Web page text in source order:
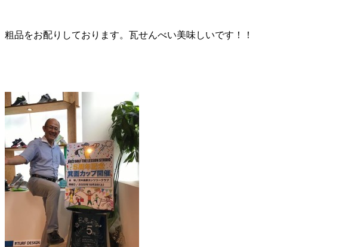
粗品をお配りしております。瓦せんべい美味しいです！！